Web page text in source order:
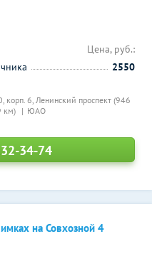
корп. 6, Ленинский проспект (946
км) ЮАО
Цена, руб.:
2550
34-74
на Совхозной 4